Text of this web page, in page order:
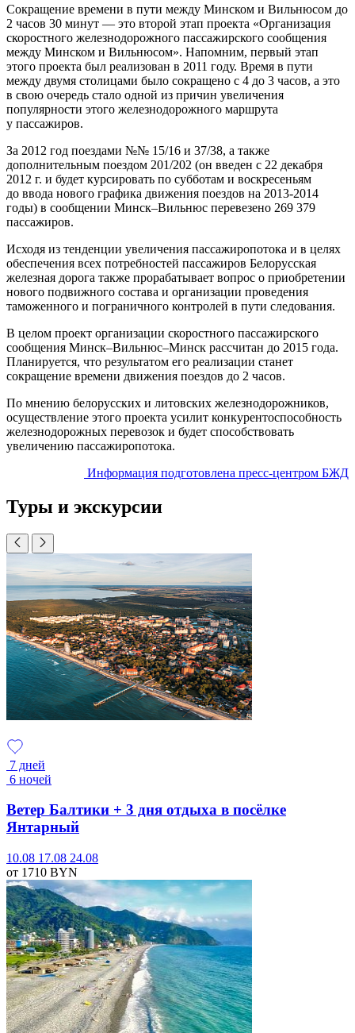
Сокращение времени в пути между Минском и Вильнюсом до
2 часов 30 минут — это второй этап проекта «Организация
скоростного железнодорожного пассажирского сообщения
между Минском и Вильнюсом». Напомним, первый этап
этого проекта был реализован в 2011 году. Время в пути
между двумя столицами было сокращено с 4 до 3 часов, а это
в свою очередь стало одной из причин увеличения
популярности этого железнодорожного маршрута
у пассажиров.
За 2012 год поездами №№ 15/16 и 37/38, а также
дополнительным поездом 201/202 (он введен с 22 декабря
2012 г. и будет курсировать по субботам и воскресеньям
до ввода нового графика движения поездов на 2013-2014
годы) в сообщении Минск–Вильнюс перевезено 269 379
пассажиров.
Исходя из тенденции увеличения пассажиропотока и в целях
обеспечения всех потребностей пассажиров Белорусская
железная дорога также прорабатывает вопрос о приобретении
нового подвижного состава и организации проведения
таможенного и пограничного контролей в пути следования.
В целом проект организации скоростного пассажирского
сообщения Минск–Вильнюс–Минск рассчитан до 2015 года.
Планируется, что результатом его реализации станет
сокращение времени движения поездов до 2 часов.
По мнению белорусских и литовских железнодорожников,
осуществление этого проекта усилит конкурентоспособность
железнодорожных перевозок и будет способствовать
увеличению пассажиропотока.
Информация подготовлена пресс-центром БЖД
Туры и экскурсии
7 дней
6 ночей
Ветер Балтики + 3 дня отдыха в посёлке
Янтарный
10.08 17.08 24.08
от 1710 BYN